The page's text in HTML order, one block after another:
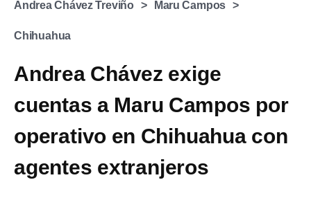
Andrea Chávez Treviño Maru Campos
Chihuahua
Andrea Chávez exige
cuentas a Maru Campos por
operativo en Chihuahua con
agentes extranjeros